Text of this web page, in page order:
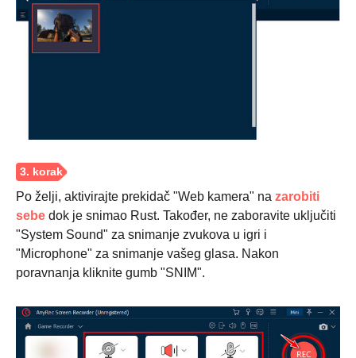
Korak 2.
Po želji, aktivirajte prekidač "Web kamera" na zarobiti
sebe dok je snimao Rust. Također, ne zaboravite uključiti
"System Sound" za snimanje zvukova u igri i
"Microphone" za snimanje vašeg glasa. Nakon
poravnanja kliknite gumb "SNIM".